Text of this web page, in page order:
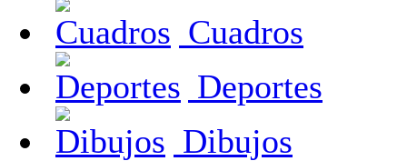
Cuadros
Deportes
Dibujos